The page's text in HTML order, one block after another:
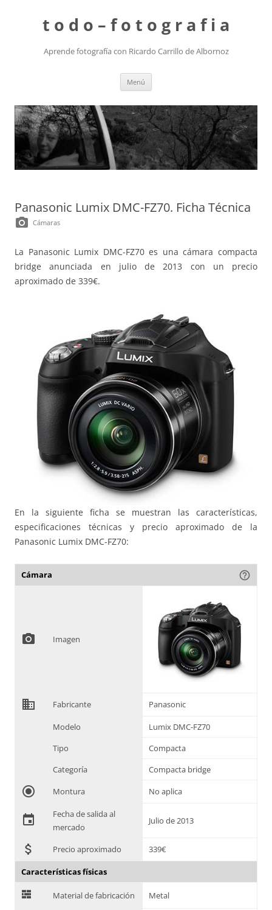
t o d o – f o t o g r a f i a
Aprende fotografía con Ricardo Carrillo de Albornoz
Menú
Panasonic Lumix DMC-FZ70. Ficha Técnica
photo_camera Cámaras
La Panasonic Lumix DMC-FZ70 es una cámara compacta
bridge anunciada en julio de 2013 con un precio
aproximado de 339€.
En la siguiente ficha se muestran las características,
especificaciones técnicas y precio aproximado de la
Panasonic Lumix DMC-FZ70:
Cámara help_outline
photo_camera Imagen
domain Fabricante Panasonic
Modelo
Lumix DMC-FZ70
Tipo
Compacta
Categoría
Compacta bridge
radio_button_checked Montura No aplica
event
Fecha de salida al
mercado
Julio de 2013
attach_money Precio aproximado 339€
Características físicas
G Material de fabricación Metal